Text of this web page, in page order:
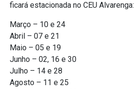
ficará estacionada no CEU Alvarenga:
Março – 10 e 24
Abril – 07 e 21
Maio – 05 e 19
Junho – 02, 16 e 30
Julho – 14 e 28
Agosto – 11 e 25